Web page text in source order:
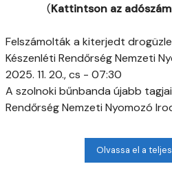
(Kattintson az
Felszámolták a kiterjedt
Készenléti Rendőrség Nemzeti
2025. 11. 20., cs - 07:30
A szolnoki bűnbanda újabb
Rendőrség Nemzeti Nyomozó
Olvassa el a